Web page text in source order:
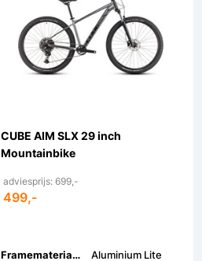
CUBE AIM SLX 29 inch
Mountainbike
adviesprijs: 699,-
499,-
Framemateriaal:
Aluminium Lite